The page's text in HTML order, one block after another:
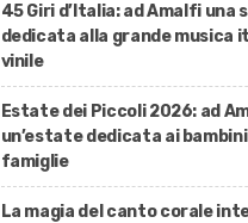
45 Giri d’Italia: ad Amalfi una
dedicata alla grande musica
vinile
Estate dei Piccoli 2026: ad
un’estate dedicata ai
famiglie
La magia del canto corale